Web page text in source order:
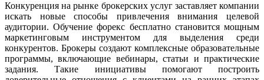
Конкуренция на рынке брокерских услуг заставляет компании
искать новые способы привлечения внимания целевой
аудитории. Обучение форекс бесплатно становится мощным
маркетинговым инструментом для выделения среди
конкурентов. Брокеры создают комплексные образовательные
программы, включающие вебинары, статьи и практические
задания. Такие инициативы помогают построить